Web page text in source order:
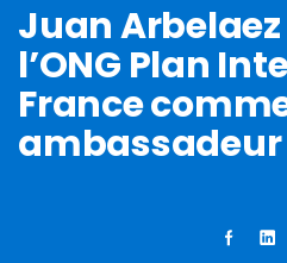
Juan
l’ONG Plan
France
ambassadeur